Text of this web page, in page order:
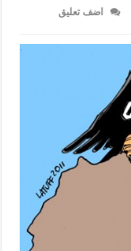
اضف تعليق